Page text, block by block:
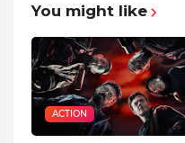
You might like
ACTION